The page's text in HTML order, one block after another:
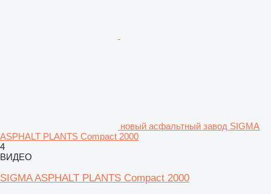
новый асфальтный завод SIGMA
ASPHALT PLANTS Compact 2000
4
ВИДЕО
SIGMA ASPHALT PLANTS Compact 2000